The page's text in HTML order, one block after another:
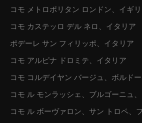
コモ メトロポリタン ロンドン、イギリ
コモ カステッロ デル ネロ、イタリア
ポデーレ サン フィリッポ、イタリア
コモ アルピナ ドロミテ、イタリア
コモ コルデイヤン バージュ、ボルド
コモ ル モンラッシェ、ブルゴーニュ
コモ ル ボーヴァロン、サン トロペ、